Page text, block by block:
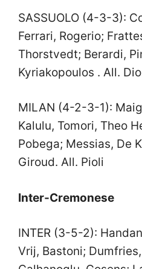
SASSUOLO (4-3-3):
Ferrari, Rogerio;
Thorstvedt; Berardi,
Kyriakopoulos . All.
MILAN (4-2-3-1):
Kalulu, Tomori, Theo
Pobega; Messias, De
Giroud. All. Pioli
Inter-Cremonese
INTER (3-5-2):
Vrij, Bastoni;